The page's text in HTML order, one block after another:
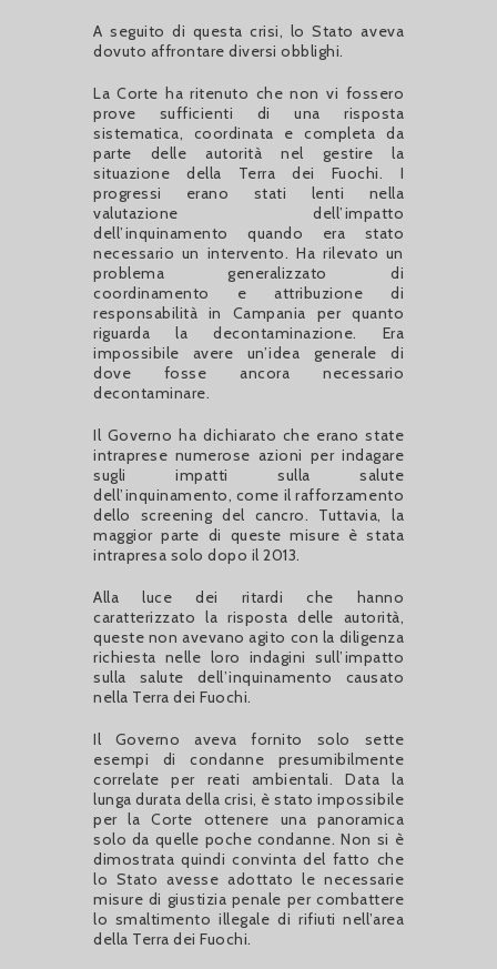
A seguito di questa crisi, lo Stato aveva
dovuto affrontare diversi obblighi.
La Corte ha ritenuto che non vi fossero
prove sufficienti di una risposta
sistematica, coordinata e completa da
parte delle autorità nel gestire la
situazione della Terra dei Fuochi. I
progressi erano stati lenti nella
valutazione dell’impatto
dell’inquinamento quando era stato
necessario un intervento. Ha rilevato un
problema generalizzato di
coordinamento e attribuzione di
responsabilità in Campania per quanto
riguarda la decontaminazione. Era
impossibile avere un’idea generale di
dove fosse ancora necessario
decontaminare.
Il Governo ha dichiarato che erano state
intraprese numerose azioni per indagare
sugli impatti sulla salute
dell’inquinamento, come il rafforzamento
dello screening del cancro. Tuttavia, la
maggior parte di queste misure è stata
intrapresa solo dopo il 2013.
Alla luce dei ritardi che hanno
caratterizzato la risposta delle autorità,
queste non avevano agito con la diligenza
richiesta nelle loro indagini sull’impatto
sulla salute dell’inquinamento causato
nella Terra dei Fuochi.
Il Governo aveva fornito solo sette
esempi di condanne presumibilmente
correlate per reati ambientali. Data la
lunga durata della crisi, è stato impossibile
per la Corte ottenere una panoramica
solo da quelle poche condanne. Non si è
dimostrata quindi convinta del fatto che
lo Stato avesse adottato le necessarie
misure di giustizia penale per combattere
lo smaltimento illegale di rifiuti nell’area
della Terra dei Fuochi.